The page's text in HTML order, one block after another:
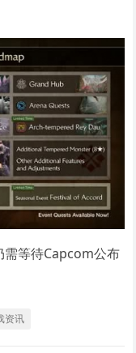
需等待Capcom公布
资讯